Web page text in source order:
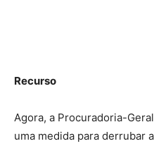
Recurso
Agora, a Procuradoria-
uma medida para derrubar